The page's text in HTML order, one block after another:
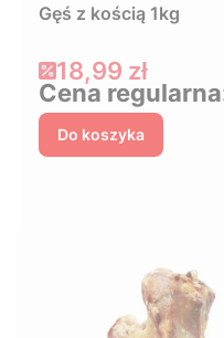
Gęś z kością 1kg
Cena
18,99 zł
Cena
Do koszyka